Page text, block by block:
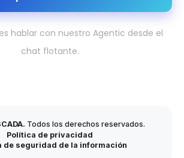
hablar con nuestro Agentic desde el
chat flotante.
Todos los derechos reservados.
Política de privacidad
de seguridad de la información